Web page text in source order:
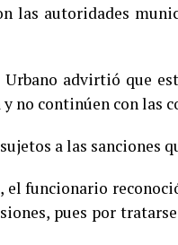
las autoridades
advirtió que
no continúen con las
a las sanciones
el funcionario
pues por